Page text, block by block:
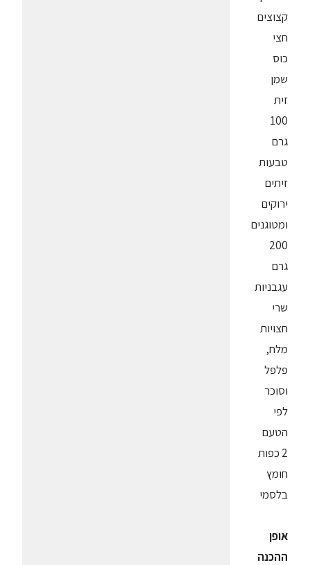
קצוצים
חצי
כוס
שמן
זית
100
גרם
טבעות
זיתים
ירוקים
ומטוגנים
200
גרם
עגבניות
שרי
חצויות
מלח,
פלפל
וסוכר
לפי
הטעם
2 כפות
חומץ
בלסמי
אופן
ההכנה